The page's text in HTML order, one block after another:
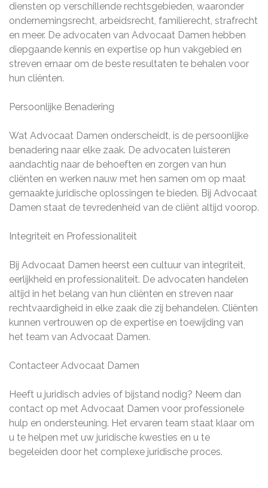
diensten op verschillende rechtsgebieden, waaronder
ondernemingsrecht, arbeidsrecht, familierecht, strafrecht
en meer. De advocaten van Advocaat Damen hebben
diepgaande kennis en expertise op hun vakgebied en
streven ernaar om de beste resultaten te behalen voor
hun cliënten.
Persoonlijke Benadering
Wat Advocaat Damen onderscheidt, is de persoonlijke
benadering naar elke zaak. De advocaten luisteren
aandachtig naar de behoeften en zorgen van hun
cliënten en werken nauw met hen samen om op maat
gemaakte juridische oplossingen te bieden. Bij Advocaat
Damen staat de tevredenheid van de cliënt altijd voorop.
Integriteit en Professionaliteit
Bij Advocaat Damen heerst een cultuur van integriteit,
eerlijkheid en professionaliteit. De advocaten handelen
altijd in het belang van hun cliënten en streven naar
rechtvaardigheid in elke zaak die zij behandelen. Cliënten
kunnen vertrouwen op de expertise en toewijding van
het team van Advocaat Damen.
Contacteer Advocaat Damen
Heeft u juridisch advies of bijstand nodig? Neem dan
contact op met Advocaat Damen voor professionele
hulp en ondersteuning. Het ervaren team staat klaar om
u te helpen met uw juridische kwesties en u te
begeleiden door het complexe juridische proces.